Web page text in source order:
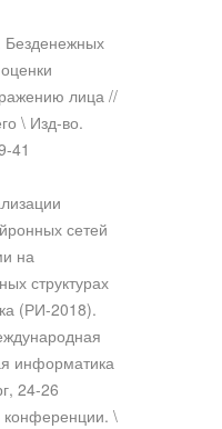
лица //
\ Изд-во.
41
сетей
на
структурах
(РИ-2018).
информатика
24-26
конференции. \